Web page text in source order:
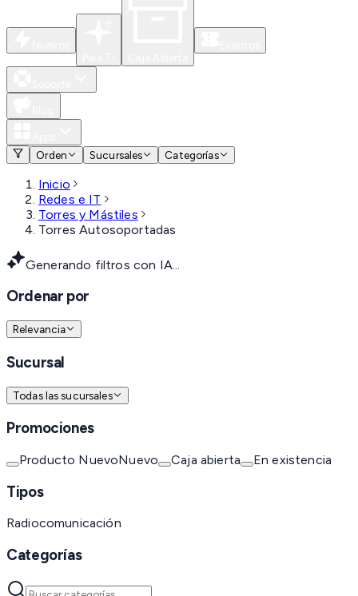
Orden
Sucursales Categorías
Inicio
Redes e IT
Torres y Mástiles
Torres Autosoportadas
Generando filtros con IA...
Ordenar por
Relevancia
Sucursal
Todas las sucursales
Promociones
Producto NuevoNuevo Caja abierta En existencia
Tipos
Radiocomunicación
Categorías